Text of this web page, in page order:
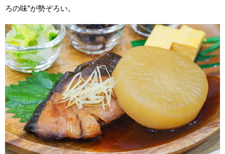
ろの味”が勢ぞろい。